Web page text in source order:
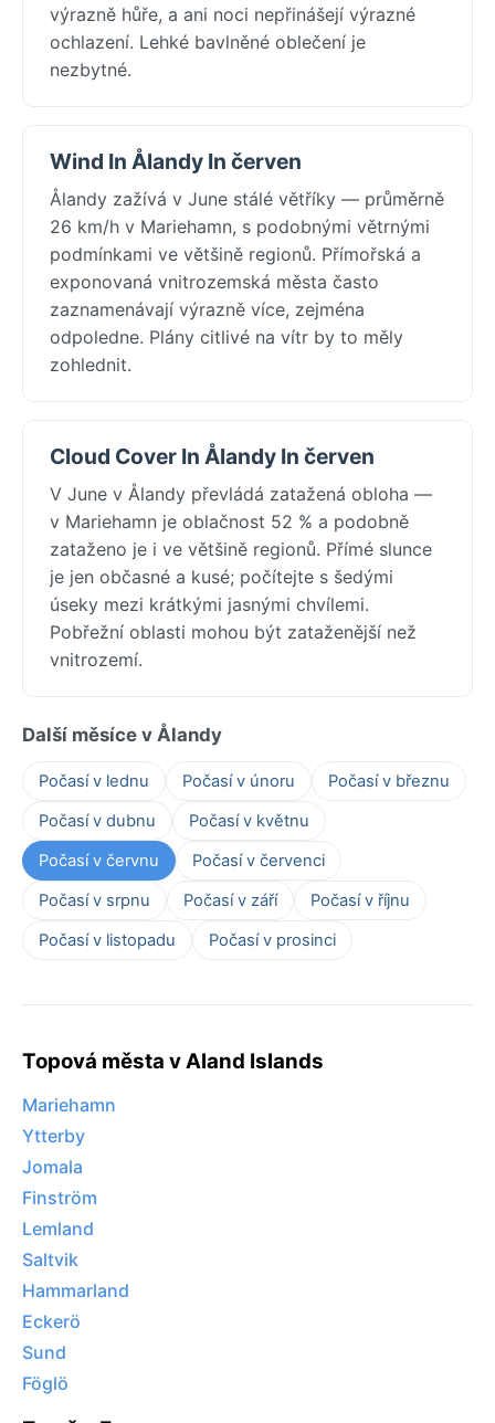
výrazně hůře, a ani noci nepřinášejí výrazné
ochlazení. Lehké bavlněné oblečení je
nezbytné.
Wind In Ålandy In červen
Ålandy zažívá v June stálé větříky — průměrně
26 km/h v Mariehamn, s podobnými větrnými
podmínkami ve většině regionů. Přímořská a
exponovaná vnitrozemská města často
zaznamenávají výrazně více, zejména
odpoledne. Plány citlivé na vítr by to měly
zohlednit.
Cloud Cover In Ålandy In červen
V June v Ålandy převládá zatažená obloha —
v Mariehamn je oblačnost 52 % a podobně
zataženo je i ve většině regionů. Přímé slunce
je jen občasné a kusé; počítejte s šedými
úseky mezi krátkými jasnými chvílemi.
Pobřežní oblasti mohou být zataženější než
vnitrozemí.
Další měsíce v Ålandy
Počasí v lednu Počasí v únoru
Počasí v březnu
Počasí v dubnu
Počasí v květnu
Počasí v červnu
Počasí v červenci
Počasí v srpnu
Počasí v září
Počasí v říjnu
Počasí v listopadu
Počasí v prosinci
Topová města v Aland Islands
Mariehamn
Ytterby
Jomala
Finström
Lemland
Saltvik
Hammarland
Eckerö
Sund
Föglö